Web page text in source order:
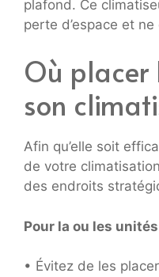
plafond. Ce
perte d’espace et
Où placer
son
Afin qu’elle soit
de votre
des endroits
Pour la ou les
• Évitez de les